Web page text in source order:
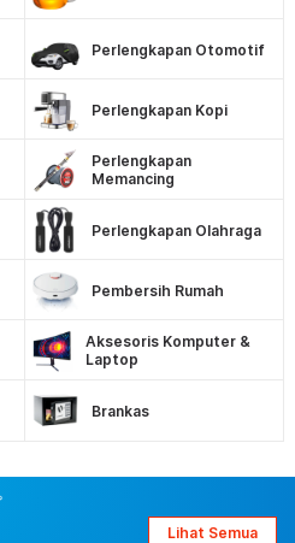
Perlengkapan Otomotif
Perlengkapan Kopi
Perlengkapan
Memancing
Perlengkapan Olahraga
Pembersih Rumah
Aksesoris Komputer &
Laptop
Brankas
Lihat Semua